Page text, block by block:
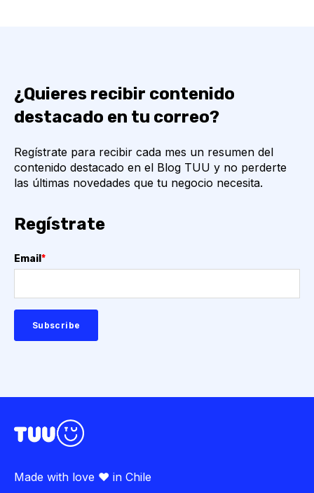
¿Quieres recibir contenido
destacado en tu correo?
Regístrate para recibir cada mes un resumen del
contenido destacado en el Blog TUU y no perderte
las últimas novedades que tu negocio necesita.
Regístrate
Email *
Made with love ♥ in Chile